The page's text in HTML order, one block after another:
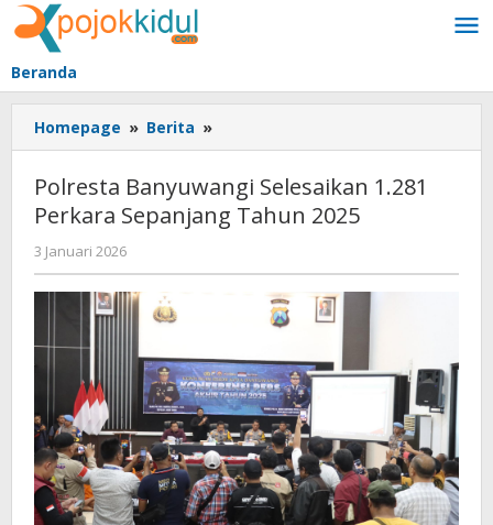
Lewati
ke
konten
Beranda
Homepage » Berita »
Banyuwangi
1.281
Perkara
Polresta Banyuwangi Selesaikan 1.281
Perkara Sepanjang Tahun 2025
3 Januari 2026
BangAdmin